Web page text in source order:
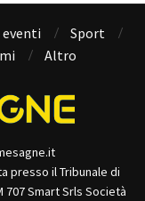
eventi
Sport
Altro
presso il Tribunale di
707 Smart Srls Società